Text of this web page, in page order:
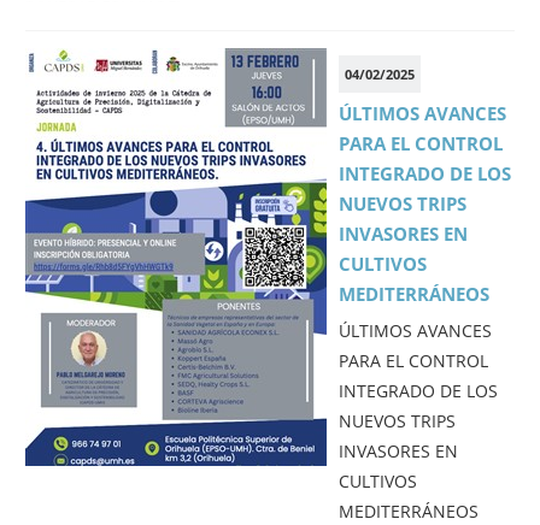
04/02/2025
ÚLTIMOS AVANCES
PARA EL CONTROL
INTEGRADO DE LOS
NUEVOS TRIPS
INVASORES EN
CULTIVOS
MEDITERRÁNEOS
ÚLTIMOS AVANCES
PARA EL CONTROL
INTEGRADO DE LOS
NUEVOS TRIPS
INVASORES EN
CULTIVOS
MEDITERRÁNEOS